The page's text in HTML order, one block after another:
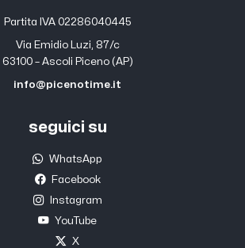
Partita IVA 02286040445
Via Emidio Luzi, 87/c
63100 – Ascoli Piceno (AP)
info@picenotime.it
seguici su
WhatsApp
Facebook
Instagram
YouTube
X